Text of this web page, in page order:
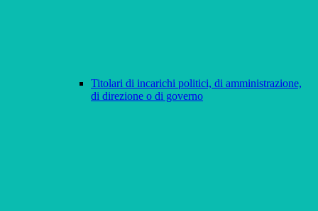
Titolari di incarichi politici, di amministrazione,
di direzione o di governo